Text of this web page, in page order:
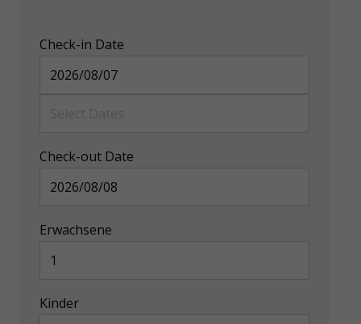
Check-in Date
Check-out Date
Erwachsene
Kinder